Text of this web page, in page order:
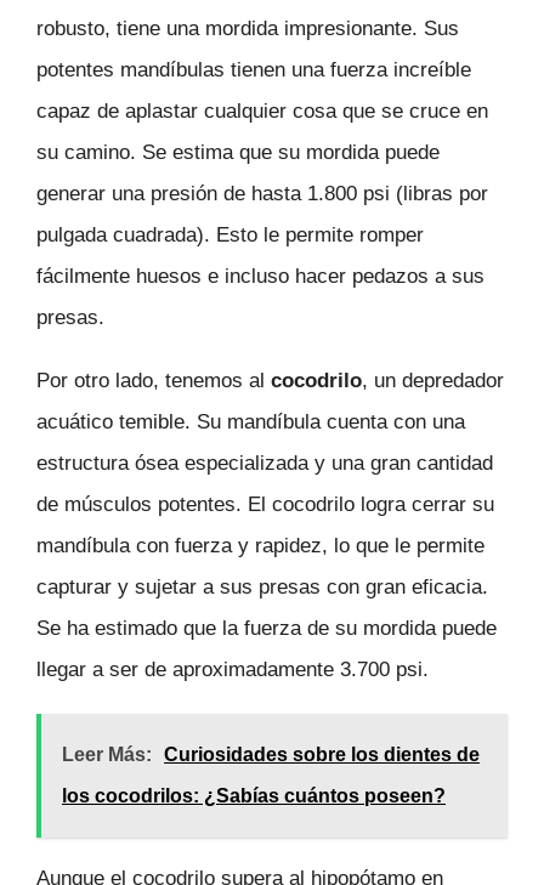
robusto, tiene una mordida impresionante. Sus
potentes mandíbulas tienen una fuerza increíble
capaz de aplastar cualquier cosa que se cruce en
su camino. Se estima que su mordida puede
generar una presión de hasta 1.800 psi (libras por
pulgada cuadrada). Esto le permite romper
fácilmente huesos e incluso hacer pedazos a sus
presas.
Por otro lado, tenemos al cocodrilo, un depredador
acuático temible. Su mandíbula cuenta con una
estructura ósea especializada y una gran cantidad
de músculos potentes. El cocodrilo logra cerrar su
mandíbula con fuerza y rapidez, lo que le permite
capturar y sujetar a sus presas con gran eficacia.
Se ha estimado que la fuerza de su mordida puede
llegar a ser de aproximadamente 3.700 psi.
Leer Más:
Curiosidades sobre los dientes de
los cocodrilos: ¿Sabías cuántos poseen?
Aunque el cocodrilo supera al hipopótamo en